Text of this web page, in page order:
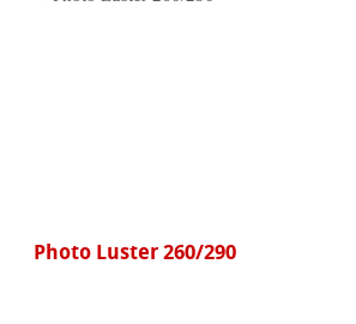
Photo Luster 260/290